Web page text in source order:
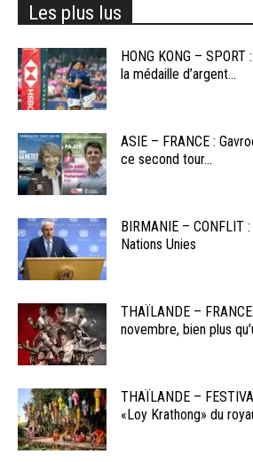
Les plus lus
HONG KONG –
la médaille d’argent...
ASIE – FRANCE :
ce second tour...
BIRMANIE – CONFLIT
Nations Unies
THAÏLANDE –
novembre, bien plus
THAÏLANDE –
«Loy Krathong» du